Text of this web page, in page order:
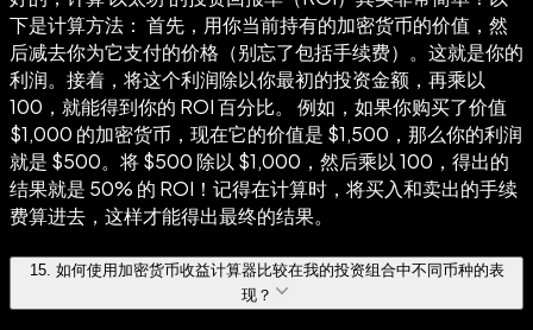
下是计算方法： 首先，用你当前持有的加密货币的价值，然
后减去你为它支付的价格（别忘了包括手续费）。这就是你的
利润。接着，将这个利润除以你最初的投资金额，再乘以
100，就能得到你的 ROI 百分比。 例如，如果你购买了价值
$1,000 的加密货币，现在它的价值是 $1,500，那么你的利润
就是 $500。将 $500 除以 $1,000，然后乘以 100，得出的
结果就是 50% 的 ROI！记得在计算时，将买入和卖出的手续
费算进去，这样才能得出最终的结果。
15. 如何使用加密货币收益计算器比较在我的投资组合中不同币种的表
现？